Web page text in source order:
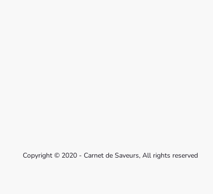
Copyright © 2020 - Carnet de Saveurs, All rights reserved